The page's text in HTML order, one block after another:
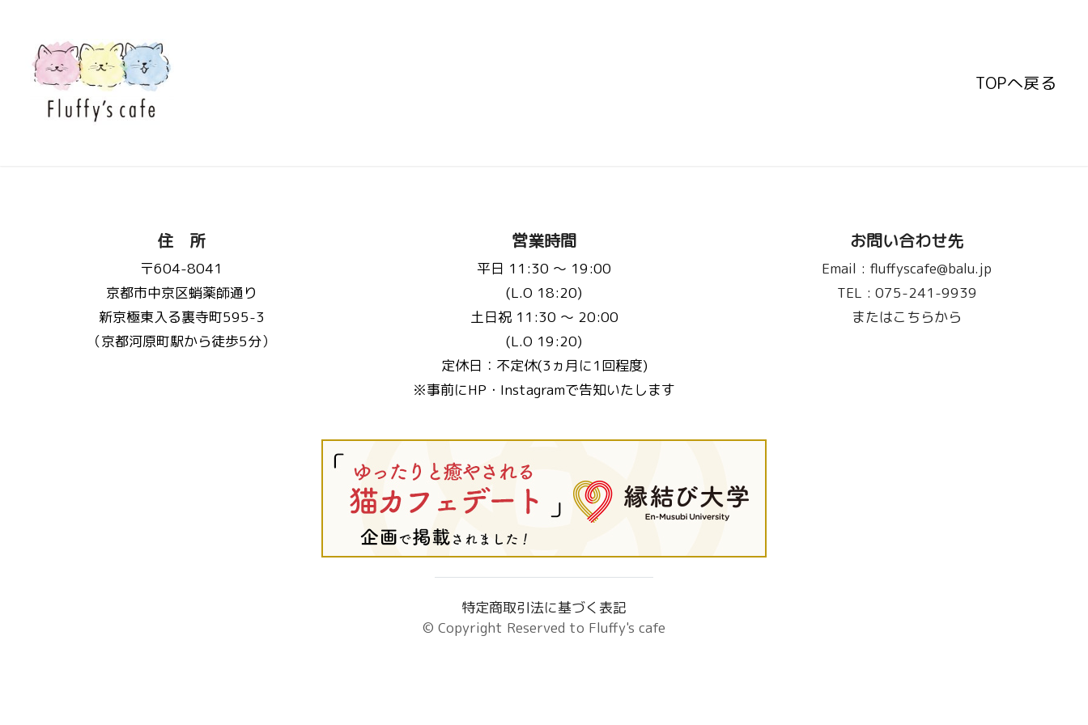
TOPへ戻る
TOPへ戻る
住 所
〒604-8041
京都市中京区蛸薬師通り
新京極東入る裏寺町595-3
（京都河原町駅から徒歩5分）
営業時間
平日 11:30 〜 19:00
(L.O 18:20)
土日祝 11:30 〜 20:00
(L.O 19:20)
定休日：不定休(3ヵ月に1回程度)
※事前にHP・Instagramで告知いたします
お問い合わせ先
Email : fluffyscafe@balu.jp
TEL : 075-241-9939
またはこちらから
特定商取引法に基づく表記
© Copyright Reserved to Fluffy's cafe